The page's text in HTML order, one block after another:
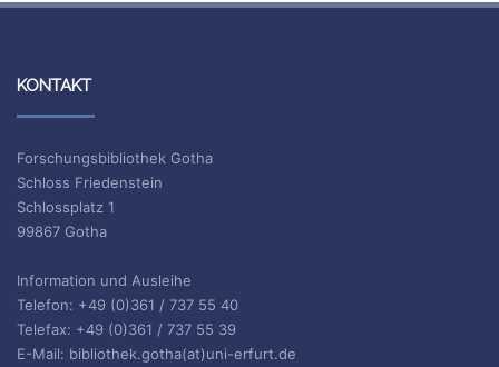
KONTAKT
Forschungsbibliothek Gotha
Schloss Friedenstein
Schlossplatz 1
99867 Gotha
Information und Ausleihe
Telefon: +49 (0)361 / 737 55 40
Telefax: +49 (0)361 / 737 55 39
E-Mail: bibliothek.gotha(at)uni-erfurt.de